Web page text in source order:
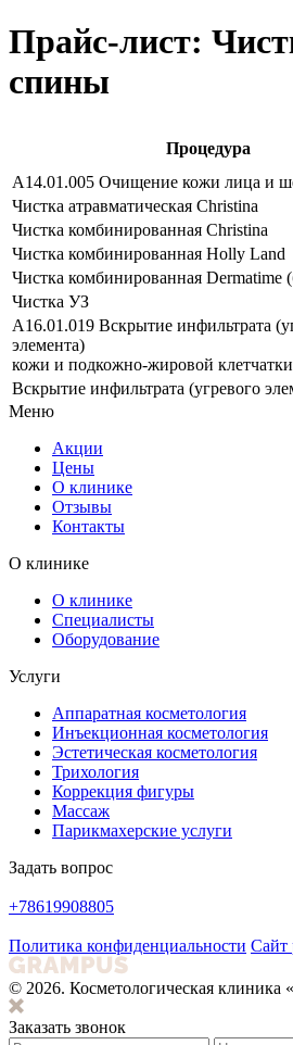
Прайс-лист:
спины
Процедура
А14.01.005 Очищение кожи лица и
Чистка атравматическая Christina
Чистка комбинированная Christina
Чистка комбинированная Holly Land
Чистка комбинированная Dermatime
Чистка УЗ
А16.01.019 Вскрытие инфильтрата
элемента)
кожи и подкожно-жировой клетчатки
Вскрытие инфильтрата (угревого
Меню
Акции
Цены
О клинике
Отзывы
Контакты
О клинике
О клинике
Специалисты
Оборудование
Услуги
Аппаратная косметология
Инъекционная косметология
Эстетическая косметология
Трихология
Коррекция фигуры
Массаж
Парикмахерские услуги
Задать вопрос
+78619908805
Политика конфиденциальности Сайт
© 2026. Косметологическая клиника
Заказать звонок